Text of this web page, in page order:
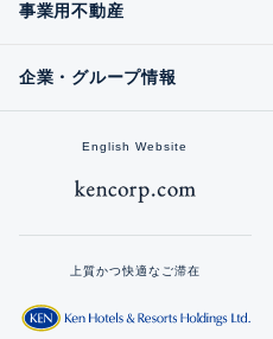
事業用不動産
企業・グループ情報
English Website
上質かつ快適なご滞在